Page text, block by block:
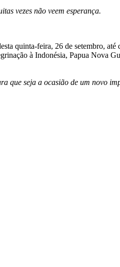
vezes não veem esperança.
quinta-feira, 26 de setembro,
à Indonésia, Papua Nova
que seja a ocasião de um novo